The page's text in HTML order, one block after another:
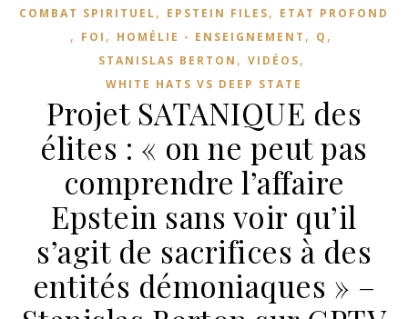
COMBAT SPIRITUEL, EPSTEIN FILES, ETAT PROFOND
, FOI , HOMÉLIE - ENSEIGNEMENT , Q ,
STANISLAS BERTON , VIDÉOS,
WHITE HATS VS DEEP STATE
Projet SATANIQUE des
élites : « on ne peut pas
comprendre l’affaire
Epstein sans voir qu’il
s’agit de sacrifices à des
entités démoniaques » –